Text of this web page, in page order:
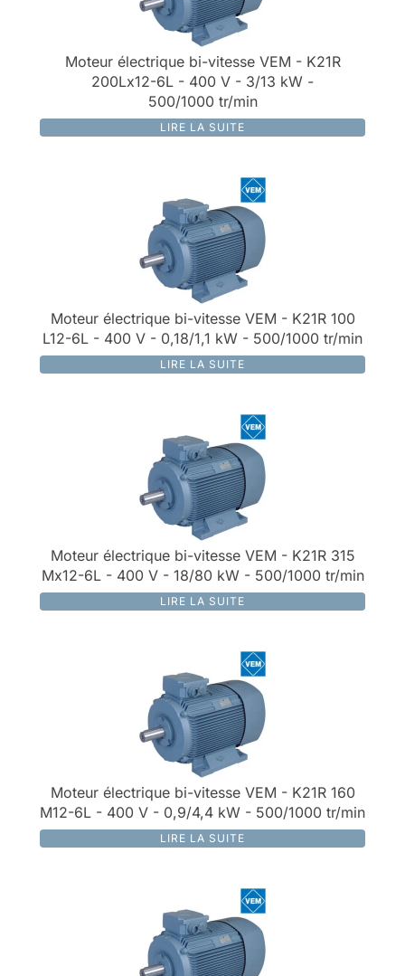
Moteur électrique bi-vitesse VEM - K21R
200Lx12-6L - 400 V - 3/13 kW -
500/1000 tr/min
LIRE LA SUITE
Moteur électrique bi-vitesse VEM - K21R 100
L12-6L - 400 V - 0,18/1,1 kW - 500/1000 tr/min
LIRE LA SUITE
Moteur électrique bi-vitesse VEM - K21R 315
Mx12-6L - 400 V - 18/80 kW - 500/1000 tr/min
LIRE LA SUITE
Moteur électrique bi-vitesse VEM - K21R 160
M12-6L - 400 V - 0,9/4,4 kW - 500/1000 tr/min
LIRE LA SUITE